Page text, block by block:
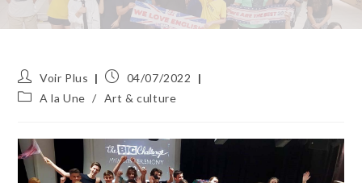
Auteur/autrice
de
Voir Plus
Publication
publiée :
04/07/2022
PostA la Une / Art & culture